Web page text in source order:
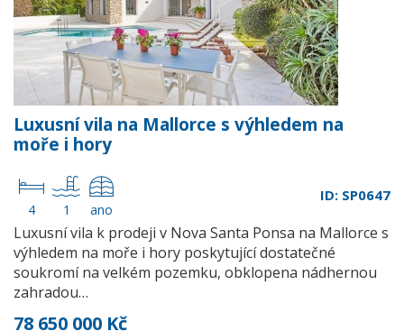
Luxusní vila na Mallorce s výhledem na
moře i hory
4 1 ano
ID: SP0647
Luxusní vila k prodeji v Nova Santa Ponsa na Mallorce s
výhledem na moře i hory poskytující dostatečné
soukromí na velkém pozemku, obklopena nádhernou
zahradou…
78 650 000 Kč